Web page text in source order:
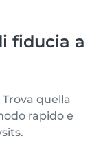
fiducia a
quella
rapido e